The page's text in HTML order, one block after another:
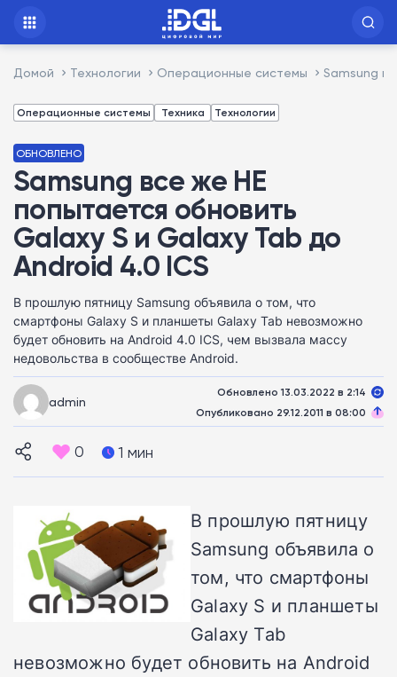
Домой Технологии Операционные системы Samsung
Операционные системы Техника Технологии
ОБНОВЛЕНО
Samsung все же НЕ
попытается обновить
Galaxy S и Galaxy Tab до
Android 4.0 ICS
В прошлую пятницу Samsung объявила о том, что
смартфоны Galaxy S и планшеты Galaxy Tab невозможно
будет обновить на Android 4.0 ICS, чем вызвала массу
недовольства в сообществе Android.
admin
Обновлено 13.03.2022 в 2:14
Опубликовано 29.12.2011 в 08:00
0 1 мин
В прошлую пятницу
Samsung объявила о
том, что смартфоны
Galaxy S и планшеты
Galaxy Tab
невозможно будет обновить на Android